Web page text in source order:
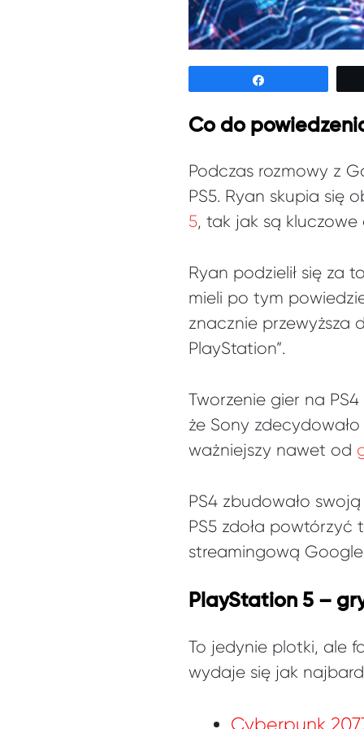
Co do
Podczas rozmowy z
PS5. Ryan skupia się
5, tak jak są kluczowe
Ryan podzielił się za
mieli po tym
znacznie przewyższa
PlayStation”.
Tworzenie gier na
że Sony
ważniejszy nawet od
PS4 zbudowało
PS5 zdoła powtórzyć
streamingową
PlayStation 5 –
To jedynie plotki, ale
wydaje się jak
Cyberpunk